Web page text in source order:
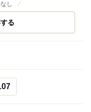
し
る